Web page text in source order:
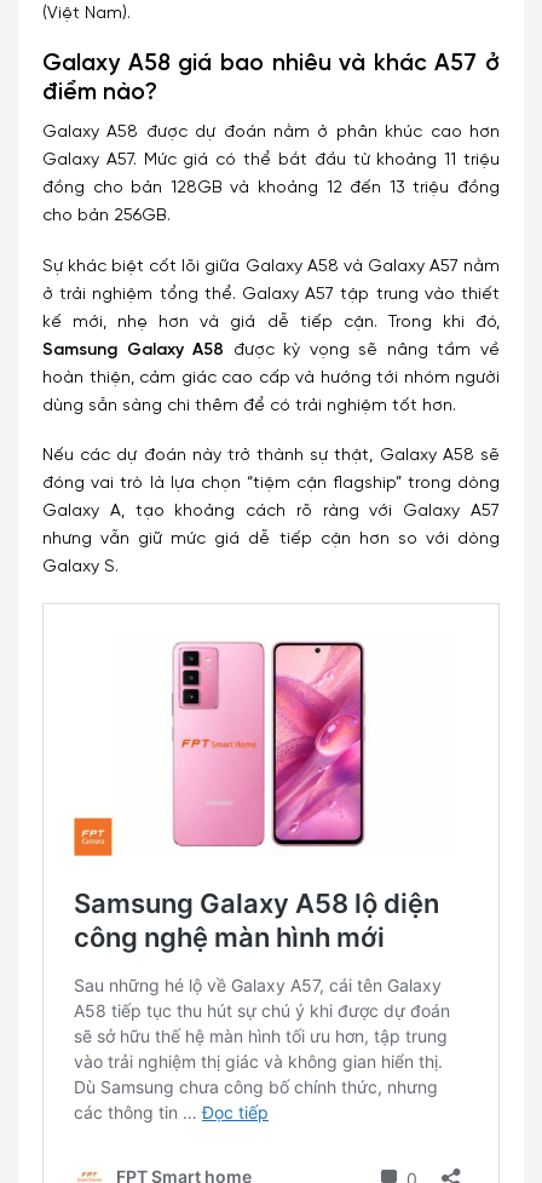
(Việt Nam).
Galaxy A58 giá bao nhiêu và khác A57 ở
điểm nào?
Galaxy A58 được dự đoán nằm ở phân khúc cao hơn
Galaxy A57. Mức giá có thể bắt đầu từ khoảng 11 triệu
đồng cho bản 128GB và khoảng 12 đến 13 triệu đồng
cho bản 256GB.
Sự khác biệt cốt lõi giữa Galaxy A58 và Galaxy A57 nằm
ở trải nghiệm tổng thể. Galaxy A57 tập trung vào thiết
kế mới, nhẹ hơn và giá dễ tiếp cận. Trong khi đó,
Samsung Galaxy A58 được kỳ vọng sẽ nâng tầm về
hoàn thiện, cảm giác cao cấp và hướng tới nhóm người
dùng sẵn sàng chi thêm để có trải nghiệm tốt hơn.
Nếu các dự đoán này trở thành sự thật, Galaxy A58 sẽ
đóng vai trò là lựa chọn “tiệm cận flagship” trong dòng
Galaxy A, tạo khoảng cách rõ ràng với Galaxy A57
nhưng vẫn giữ mức giá dễ tiếp cận hơn so với dòng
Galaxy S.